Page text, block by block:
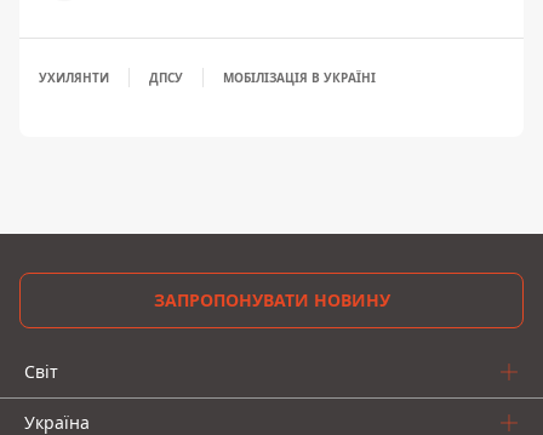
УХИЛЯНТИ ДПСУ МОБІЛІЗАЦІЯ В УКРАЇНІ
ЗАПРОПОНУВАТИ НОВИНУ
Світ
Україна